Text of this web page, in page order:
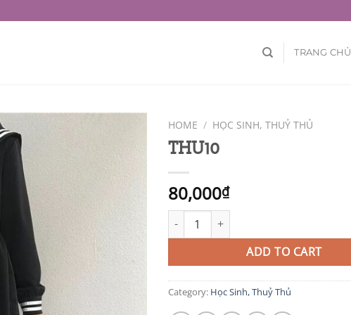
TRANG CHỦ
HOME / HỌC SINH, THUỶ THỦ
THU10
80,000₫
THU10 quantity
ADD TO CART
Category: Học Sinh, Thuỷ Thủ